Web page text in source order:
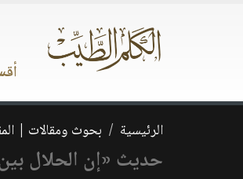
الرئيسية بحوث ومقالات |
حديث «إن الحلال بين